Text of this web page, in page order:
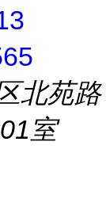
北苑路
室